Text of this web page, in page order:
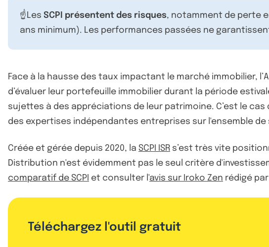
☝️Les SCPI présentent des risques, notamment de perte
ans minimum). Les performances passées ne
Face à la hausse des taux impactant le marché immobilier,
d’évaluer leur portefeuille immobilier durant la période
sujettes à des appréciations de leur patrimoine. C’est le cas
des expertises indépendantes entreprises sur l'ensemble
Créée et gérée depuis 2020, la SCPI ISR s’est très vite
Distribution n'est évidemment pas le seul critère
comparatif de SCPI et consulter l'avis sur Iroko Zen rédigé par
Téléchargez l'outil gratuit